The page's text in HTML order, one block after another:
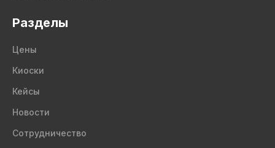
Разделы
Цены
Киоски
Кейсы
Новости
Сотрудничество